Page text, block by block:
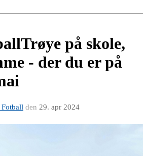
på skole,
- der du er på
den 29. apr 2024